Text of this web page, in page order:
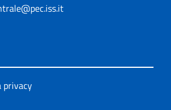
privacy